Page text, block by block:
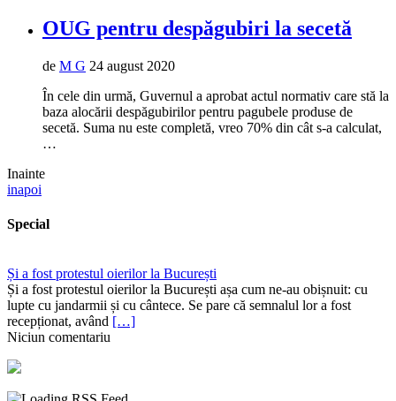
OUG pentru despăgubiri la secetă
de M G 24 august 2020
În cele din urmă, Guvernul a aprobat actul normativ care stă la
baza alocării despăgubirilor pentru pagubele produse de
secetă. Suma nu este completă, vreo 70% din cât s-a calculat,
…
Inainte
inapoi
Special
Și a fost protestul oierilor la București
Și a fost protestul oierilor la București așa cum ne-au obișnuit: cu
lupte cu jandarmii și cu cântece. Se pare că semnalul lor a fost
recepționat, având […]
Niciun comentariu